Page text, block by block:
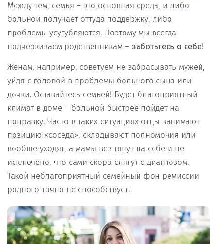
Между тем, семья – это основная среда, и либо
больной получает оттуда поддержку, либо
проблемы усугубляются. Поэтому мы всегда
подчеркиваем родственникам – заботьтесь о себе!
Женам, например, советуем не забрасывать мужей,
уйдя с головой в проблемы больного сына или
дочки. Оставайтесь семьей! Будет благоприятный
климат в доме – больной быстрее пойдет на
поправку. Часто в таких ситуациях отцы занимают
позицию «соседа», складывают полномочия или
вообще уходят, а мамы все тянут на себе и не
исключено, что сами скоро слягут с диагнозом.
Такой неблагоприятный семейный фон ремиссии
родного точно не способствует.